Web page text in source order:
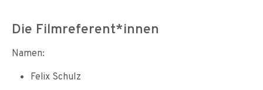
Die Filmreferent*innen
Namen:
Felix Schulz